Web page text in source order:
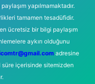
yapılmamaktadır.
tamamen tesadüfidir.
ücretsiz bir bilgi paylaşım
aykırı olduğunu
adresine
içerisinde sitemizden